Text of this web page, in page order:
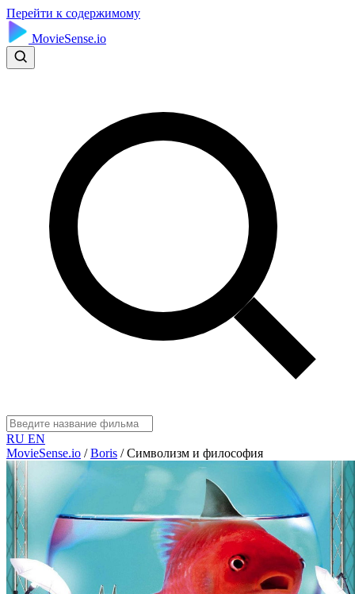
Перейти к содержимому
MovieSense.io
RU EN
MovieSense.io / Boris / Символизм и философия